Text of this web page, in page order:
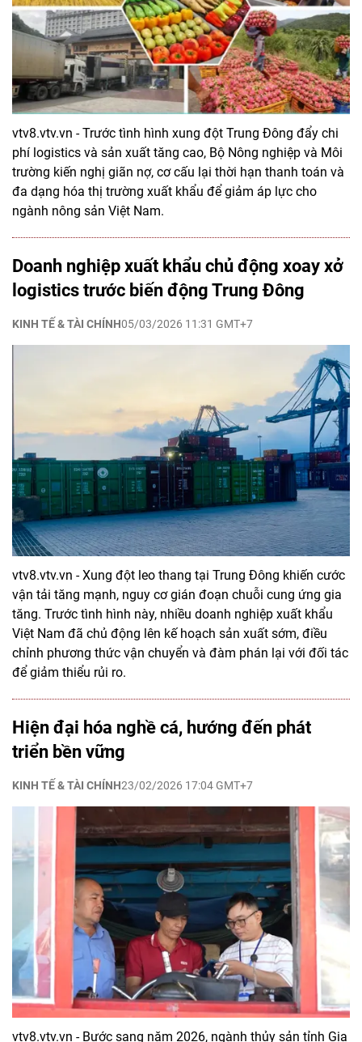
vtv8.vtv.vn - Trước tình hình xung đột Trung Đông đẩy chi
phí logistics và sản xuất tăng cao, Bộ Nông nghiệp và Môi
trường kiến nghị giãn nợ, cơ cấu lại thời hạn thanh toán và
đa dạng hóa thị trường xuất khẩu để giảm áp lực cho
ngành nông sản Việt Nam.
Doanh nghiệp xuất khẩu chủ động xoay xở
logistics trước biến động Trung Đông
KINH TẾ & TÀI CHÍNH05/03/2026 11:31 GMT+7
vtv8.vtv.vn - Xung đột leo thang tại Trung Đông khiến cước
vận tải tăng mạnh, nguy cơ gián đoạn chuỗi cung ứng gia
tăng. Trước tình hình này, nhiều doanh nghiệp xuất khẩu
Việt Nam đã chủ động lên kế hoạch sản xuất sớm, điều
chỉnh phương thức vận chuyển và đàm phán lại với đối tác
để giảm thiểu rủi ro.
Hiện đại hóa nghề cá, hướng đến phát
triển bền vững
KINH TẾ & TÀI CHÍNH23/02/2026 17:04 GMT+7
vtv8.vtv.vn - Bước sang năm 2026, ngành thủy sản tỉnh Gia